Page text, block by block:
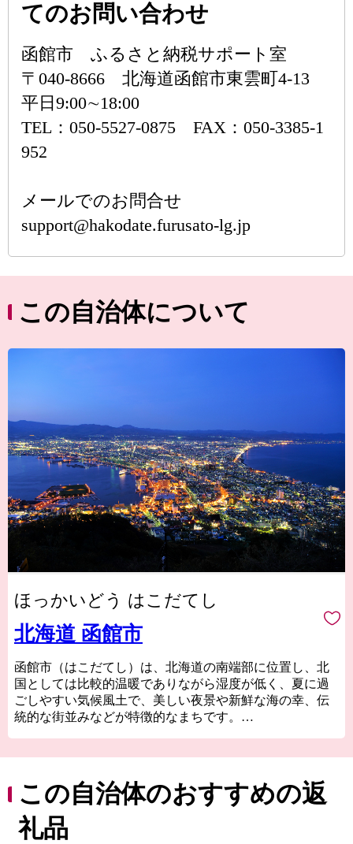
てのお問い合わせ
函館市 ふるさと納税サポート室
〒040-8666 北海道函館市東雲町4-13
平日9:00∼18:00
TEL：050-5527-0875 FAX：050-3385-1
952
メールでのお問合せ
support@hakodate.furusato-lg.jp
この自治体について
ほっかいどう はこだてし
北海道 函館市
函館市（はこだてし）は、北海道の南端部に位置し、北
国としては比較的温暖でありながら湿度が低く、夏に過
ごしやすい気候風土で、美しい夜景や新鮮な海の幸、伝
統的な街並みなどが特徴的なまちです。
できます。
函館市内の駅前・元町エリアに代表される異国情緒あふ
れる街並みは、1859年の「箱館開港」から西洋文化をい
ち早く取り入れてハイカラな生活が始まったことにより
この自治体のおすすめの返
礼品